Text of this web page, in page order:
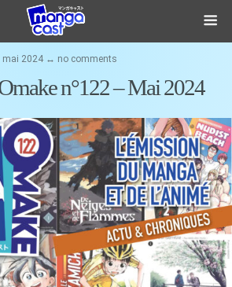
mai 2024 ↔ no comments
n°122 – Mai 2024